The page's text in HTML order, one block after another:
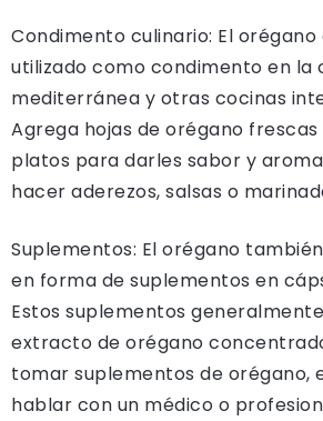
Condimento culinario: El
utilizado como condimento en la
mediterránea y otras cocinas
Agrega hojas de orégano frescas
platos para darles sabor y
hacer aderezos, salsas o
Suplementos: El orégano
en forma de suplementos en
Estos suplementos
extracto de orégano
tomar suplementos de orégano,
hablar con un médico o